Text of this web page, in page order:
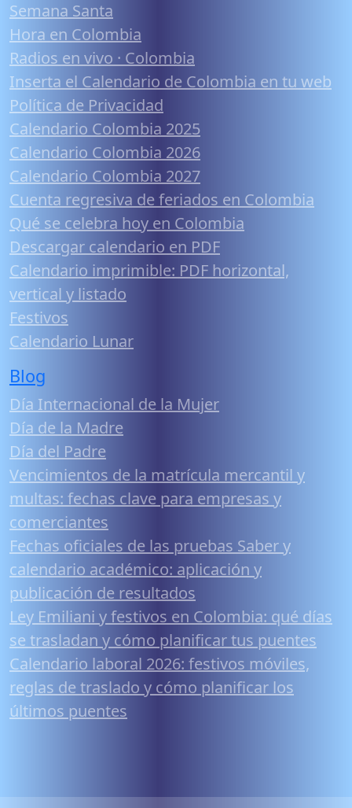
Semana Santa
Hora en Colombia
Radios en vivo · Colombia
Inserta el Calendario de Colombia en tu web
Política de Privacidad
Calendario Colombia 2025
Calendario Colombia 2026
Calendario Colombia 2027
Cuenta regresiva de feriados en Colombia
Qué se celebra hoy en Colombia
Descargar calendario en PDF
Calendario imprimible: PDF horizontal,
vertical y listado
Festivos
Calendario Lunar
Blog
Día Internacional de la Mujer
Día de la Madre
Día del Padre
Vencimientos de la matrícula mercantil y
multas: fechas clave para empresas y
comerciantes
Fechas oficiales de las pruebas Saber y
calendario académico: aplicación y
publicación de resultados
Ley Emiliani y festivos en Colombia: qué días
se trasladan y cómo planificar tus puentes
Calendario laboral 2026: festivos móviles,
reglas de traslado y cómo planificar los
últimos puentes